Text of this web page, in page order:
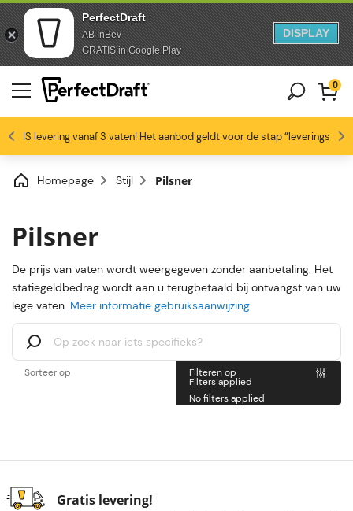
PerfectDraft
AB InBev
GRATIS in Google Play
DISPLAY
Doorgaan naar artikel
Overslaan naar voettekst
levering vanaf 3 vaten! Het aanbod geldt voor de stap “leveringswijze
Gratis levering
Profiteer van -10% vanaf 3 vaten!
Bierliefhebbers zijn dol op ons 4.6/5
0
Homepage Stijl Pilsner
Pilsner
De prijs van vaten wordt weergegeven zonder aanbetaling. Het
statiegeldbedrag wordt aan u terugbetaald bij ontvangst van uw
lege vaten. Meer informatie gebruiksaanwijzing.
Sorteer op Filteren op
Filters applied
No filters applied
Gratis levering!